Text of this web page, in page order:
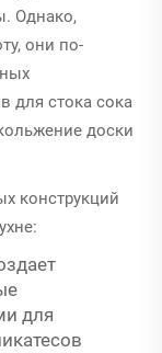
Однако,
они по-
для стока сока
доски
конструкций
для